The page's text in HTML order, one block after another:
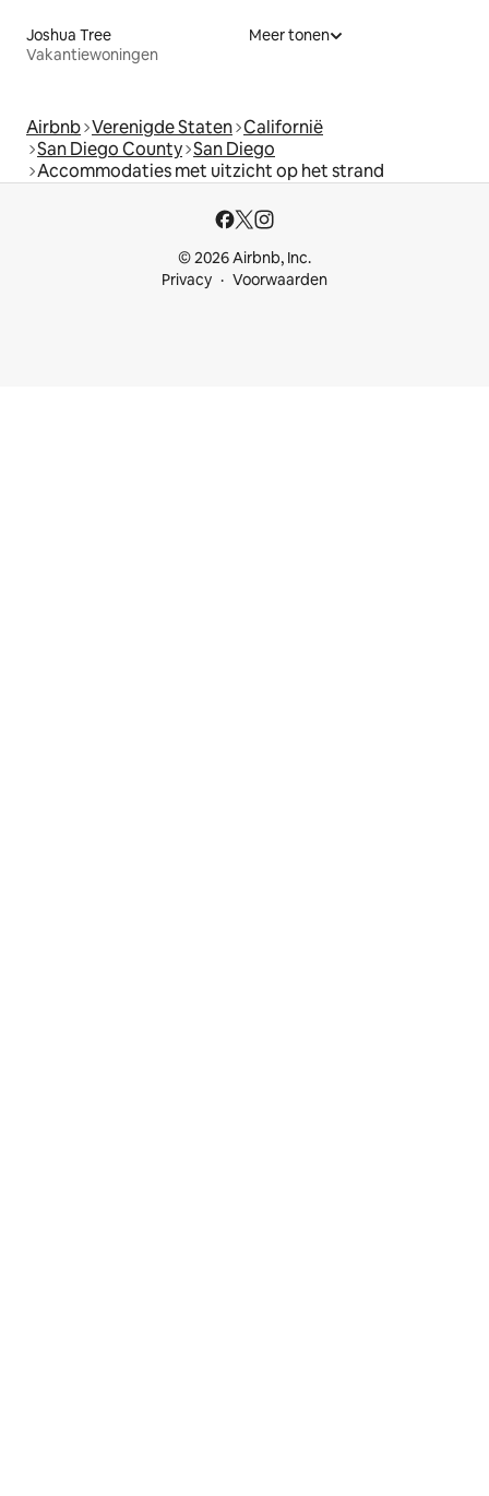
Joshua Tree
Vakantiewoningen
Meer tonen
Airbnb Verenigde Staten Californië
San Diego County San Diego
Accommodaties met uitzicht op het strand
© 2026 Airbnb, Inc.
Privacy
Voorwaarden